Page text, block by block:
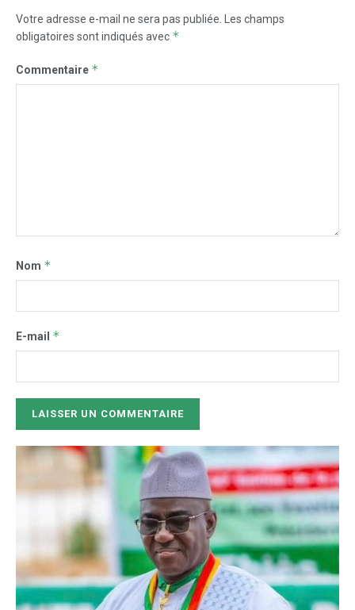
Votre adresse e-mail ne sera pas publiée.
Les champs
obligatoires sont indiqués avec *
Commentaire *
Nom *
E-mail *